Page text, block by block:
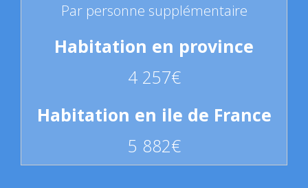
Par personne supplémentaire
4 257€
5 882€